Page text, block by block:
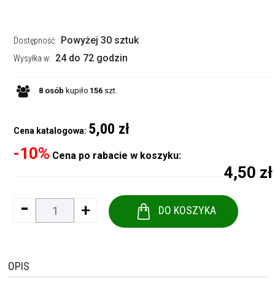
Dostępność: Powyżej 30 sztuk
Wysyłka w: 24 do 72 godzin
8 osób kupiło 156 szt.
Cena katalogowa: 5,00 zł
-10% Cena po rabacie w koszyku:
4,50 zł
- + DO KOSZYKA
OPIS